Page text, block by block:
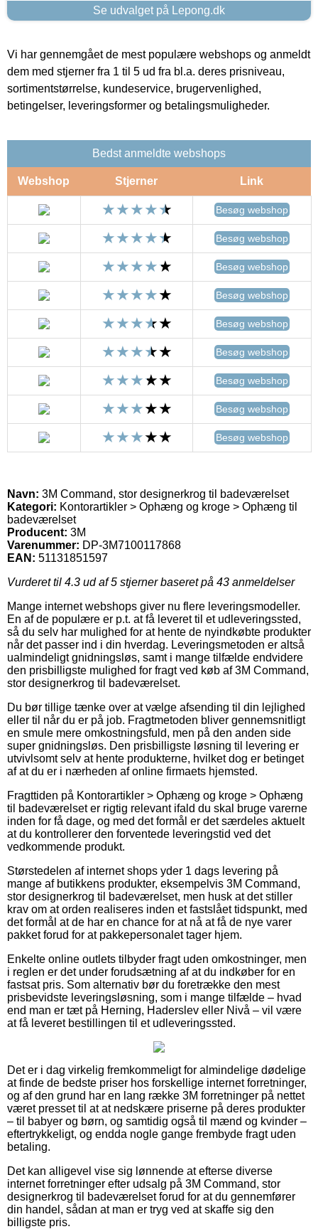
Se udvalget på Lepong.dk
Vi har gennemgået de mest populære webshops og anmeldt
dem med stjerner fra 1 til 5 ud fra bl.a. deres prisniveau,
sortimentstørrelse, kundeservice, brugervenlighed,
betingelser, leveringsformer og betalingsmuligheder.
Bedst anmeldte webshops
Webshop Stjerner Link
Besøg webshop
Besøg webshop
Besøg webshop
Besøg webshop
Besøg webshop
Besøg webshop
Besøg webshop
Besøg webshop
Besøg webshop
Navn: 3M Command, stor designerkrog til badeværelset
Kategori: Kontorartikler > Ophæng og kroge > Ophæng til
badeværelset
Producent: 3M
Varenummer: DP-3M7100117868
EAN: 51131851597
Vurderet til 4.3 ud af 5 stjerner baseret på 43 anmeldelser
Mange internet webshops giver nu flere leveringsmodeller.
En af de populære er p.t. at få leveret til et udleveringssted,
så du selv har mulighed for at hente de nyindkøbte produkter
når det passer ind i din hverdag. Leveringsmetoden er altså
ualmindeligt gnidningsløs, samt i mange tilfælde endvidere
den prisbilligste mulighed for fragt ved køb af 3M Command,
stor designerkrog til badeværelset.
Du bør tillige tænke over at vælge afsending til din lejlighed
eller til når du er på job. Fragtmetoden bliver gennemsnitligt
en smule mere omkostningsfuld, men på den anden side
super gnidningsløs. Den prisbilligste løsning til levering er
utvivlsomt selv at hente produkterne, hvilket dog er betinget
af at du er i nærheden af online firmaets hjemsted.
Fragttiden på Kontorartikler > Ophæng og kroge > Ophæng
til badeværelset er rigtig relevant ifald du skal bruge varerne
inden for få dage, og med det formål er det særdeles aktuelt
at du kontrollerer den forventede leveringstid ved det
vedkommende produkt.
Størstedelen af internet shops yder 1 dags levering på
mange af butikkens produkter, eksempelvis 3M Command,
stor designerkrog til badeværelset, men husk at det stiller
krav om at orden realiseres inden et fastslået tidspunkt, med
det formål at de har en chance for at nå at få de nye varer
pakket forud for at pakkepersonalet tager hjem.
Enkelte online outlets tilbyder fragt uden omkostninger, men
i reglen er det under forudsætning af at du indkøber for en
fastsat pris. Som alternativ bør du foretrække den mest
prisbevidste leveringsløsning, som i mange tilfælde – hvad
end man er tæt på Herning, Haderslev eller Nivå – vil være
at få leveret bestillingen til et udleveringssted.
Det er i dag virkelig fremkommeligt for almindelige dødelige
at finde de bedste priser hos forskellige internet forretninger,
og af den grund har en lang række 3M forretninger på nettet
været presset til at at nedskære priserne på deres produkter
– til babyer og børn, og samtidig også til mænd og kvinder –
eftertrykkeligt, og endda nogle gange frembyde fragt uden
betaling.
Det kan alligevel vise sig lønnende at efterse diverse
internet forretninger efter udsalg på 3M Command, stor
designerkrog til badeværelset forud for at du gennemfører
din handel, sådan at man er tryg ved at skaffe sig den
billigste pris.